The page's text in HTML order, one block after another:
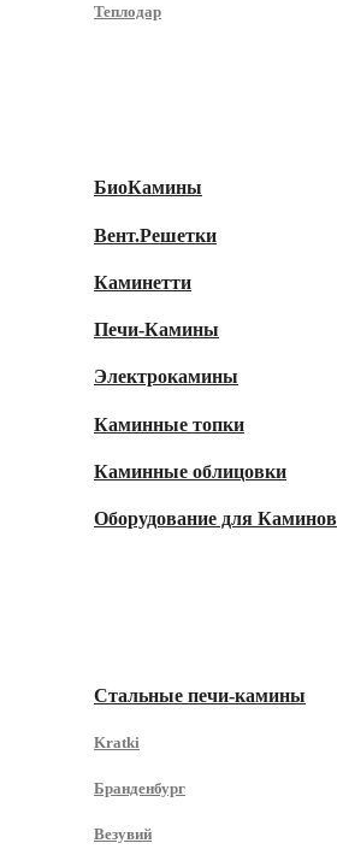
Теплодар
БиоКамины
Вент.Решетки
Каминетти
Печи-Камины
Электрокамины
Каминные топки
Каминные облицовки
Оборудование для Каминов
Стальные печи-камины
Kratki
Бранденбург
Везувий